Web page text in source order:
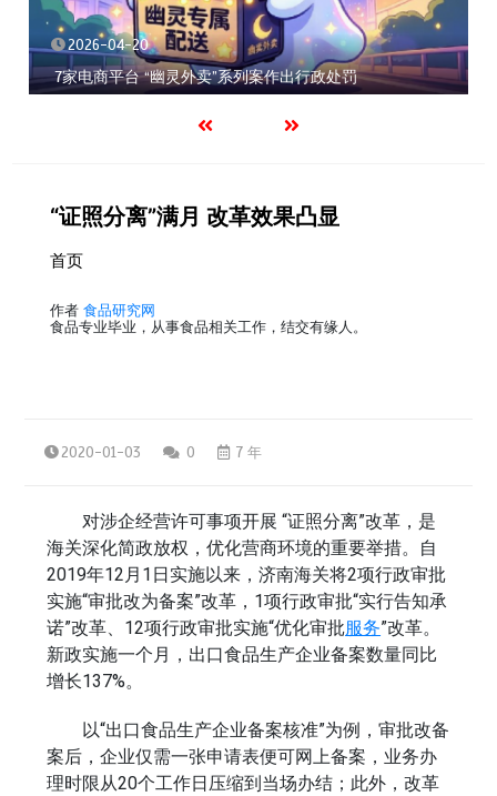
2026-04-20
7家电商平台 “幽灵外卖”系列案作出行政处罚
“证照分离”满月 改革效果凸显
首页
作者 食品研究网
食品专业毕业，从事食品相关工作，结交有缘人。
2020-01-03 0 7 年
对涉企经营许可事项开展 “证照分离”改革，是
海关深化简政放权，优化营商环境的重要举措。自
2019年12月1日实施以来，济南海关将2项行政审批
实施“审批改为备案”改革，1项行政审批“实行告知承
诺”改革、12项行政审批实施“优化审批服务”改革。
新政实施一个月，出口食品生产企业备案数量同比
增长137%。
以“出口食品生产企业备案核准”为例，审批改备
案后，企业仅需一张申请表便可网上备案，业务办
理时限从20个工作日压缩到当场办结；此外，改革